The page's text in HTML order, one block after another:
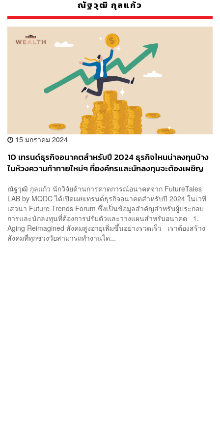
ณัฐวุฒิ กุลแก้ว
15 มกราคม 2024
10 เทรนด์ธุรกิจอนาคตสำหรับปี 2024 ธุรกิจไหนน่าลงทุนบ้าง
ในห้วงความท้าทายใหม่ๆ ที่องค์กรและนักลงทุนจะต้องเผชิญ
ณัฐวุฒิ กุลแก้ว นักวิจัยด้านการคาดการณ์อนาคตจาก FutureTales
LAB by MQDC ได้เปิดเผยเทรนด์ธุรกิจอนาคตสำหรับปี 2024 ในเวที
เสวนา Future Trends Forum ซึ่งเป็นข้อมูลสำคัญสำหรับผู้ประกอบ
การและนักลงทุนที่ต้องการปรับตัวและวางแผนสำหรับอนาคต 1.
Aging Reimagined สังคมสูงอายุเพิ่มขึ้นอย่างรวดเร็ว เราต้องสร้าง
สังคมที่ทุกช่วงวัยสามารถทำงานได...